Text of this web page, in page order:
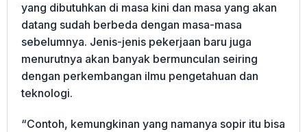
yang dibutuhkan di masa kini dan masa yang akan
datang sudah berbeda dengan masa-masa
sebelumnya. Jenis-jenis pekerjaan baru juga
menurutnya akan banyak bermunculan seiring
dengan perkembangan ilmu pengetahuan dan
teknologi.
“Contoh, kemungkinan yang namanya sopir itu bisa